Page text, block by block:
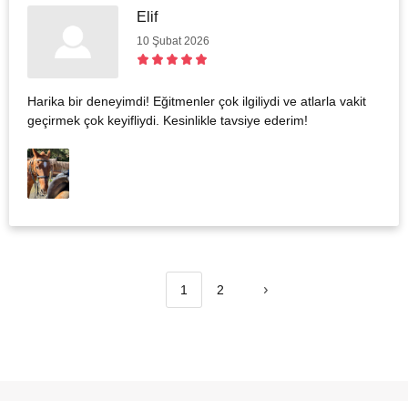
Elif
10 Şubat 2026
Harika bir deneyimdi! Eğitmenler çok ilgiliydi ve atlarla vakit
geçirmek çok keyifliydi. Kesinlikle tavsiye ederim!
1 2